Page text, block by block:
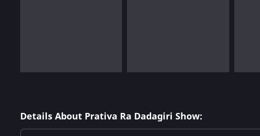
Details About Prativa Ra Dadagiri Show: